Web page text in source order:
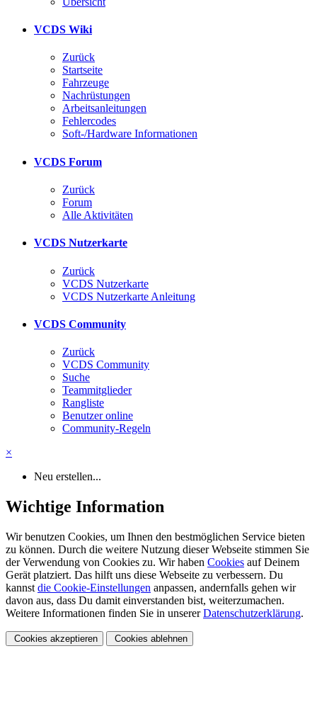
VCDS Wiki
Zurück
Startseite
Fahrzeuge
Nachrüstungen
Arbeitsanleitungen
Fehlercodes
Soft-/Hardware Informationen
VCDS Forum
Zurück
Forum
Alle Aktivitäten
VCDS Nutzerkarte
Zurück
VCDS Nutzerkarte
VCDS Nutzerkarte Anleitung
VCDS Community
Zurück
VCDS Community
Suche
Teammitglieder
Rangliste
Benutzer online
Community-Regeln
×
Neu erstellen...
Wichtige Information
Wir benutzen Cookies, um Ihnen den bestmöglichen Service bieten
zu können. Durch die weitere Nutzung dieser Webseite stimmen Sie
der Verwendung von Cookies zu. Wir haben Cookies auf Deinem
Gerät platziert. Das hilft uns diese Webseite zu verbessern. Du
kannst die Cookie-Einstellungen anpassen, andernfalls gehen wir
davon aus, dass Du damit einverstanden bist, weiterzumachen.
Weitere Informationen finden Sie in unsererDatenschutzerklärung.
Cookies akzeptieren Cookies ablehnen